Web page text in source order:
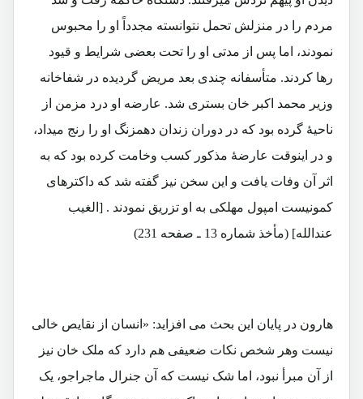
مردم را در منزلش تحمل نتوانسته مجدداً او را محبوس
نمودند، اما پس از مدتی او را تحت بعضی شرایط و قیود
رها کردند. متأسفانه چندی بعد مریض گردیده در شفاخانه
وزیر محمد اکبر خان بستری شد. عارضه او درد مزمن از
ناحیۀ گرده بود که در دوران زندان دهمزنگ او را رنج میداد،
و در اینوقت عارضۀ مذکور کسب وخامت کرده بود که به
اثر آن وفات یافت و این سخن نیز گفته شد که داکترهای
کمونیست امپول مهلکی به او تزریق نمودند . [الغیب
عندالله] (مأخذ شماره 13 ـ صفحه 231)
هارون در پایان این بحث می افزاید: «انسان از نقایص خالی
نیست وهر شخص نکات ضعیفی هم دارد که ملک خان نیز
از آن مبرأ نبود، اما شک نیست که آن جنرال ماجراجو، یک